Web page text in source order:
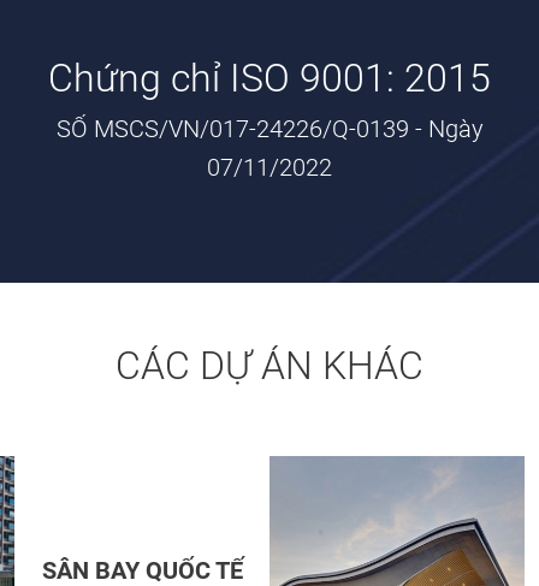
Chứng chỉ ISO 9001: 2015
SỐ MSCS/VN/017-24226/Q-0139 - Ngày
07/11/2022
CÁC DỰ ÁN KHÁC
SÂN BAY QUỐC TẾ